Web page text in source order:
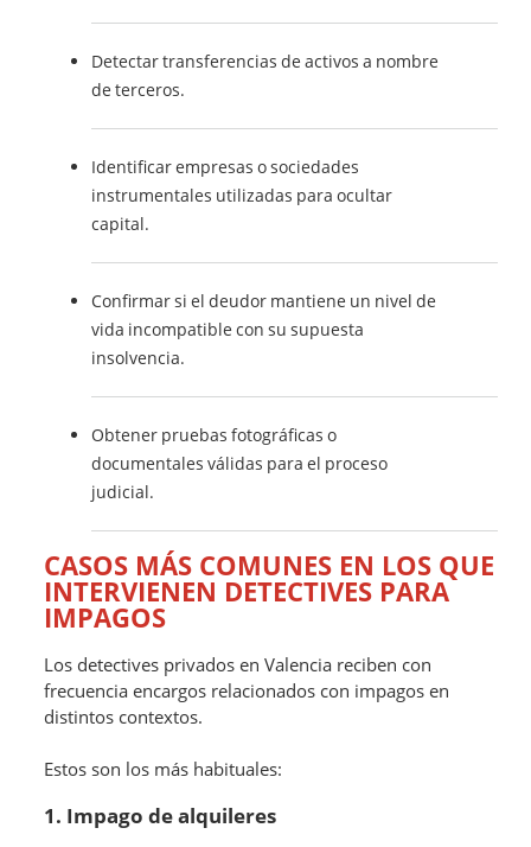
Detectar transferencias de activos a nombre
de terceros.
Identificar empresas o sociedades
instrumentales utilizadas para ocultar
capital.
Confirmar si el deudor mantiene un nivel de
vida incompatible con su supuesta
insolvencia.
Obtener pruebas fotográficas o
documentales válidas para el proceso
judicial.
CASOS MÁS COMUNES EN LOS QUE
INTERVIENEN DETECTIVES PARA
IMPAGOS
Los detectives privados en Valencia reciben con
frecuencia encargos relacionados con impagos en
distintos contextos.
Estos son los más habituales:
1. Impago de alquileres